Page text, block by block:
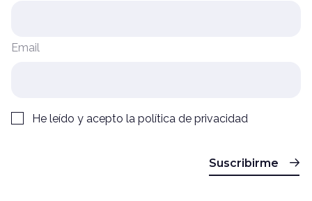
Email
He leído y acepto la política de privacidad
Suscribirme